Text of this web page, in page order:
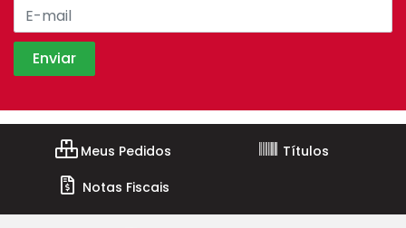
Meus Pedidos
Títulos
Notas Fiscais